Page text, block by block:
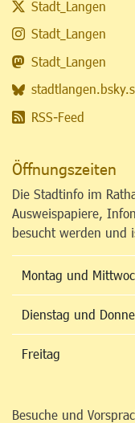
Stadt_Langen
Stadt_Langen
Stadt_Langen
RSS-Feed
Öffnungszeiten
Die Stadtinfo im
Ausweispapiere,
besucht werden und
Montag und
Dienstag und
Freitag
Besuche und